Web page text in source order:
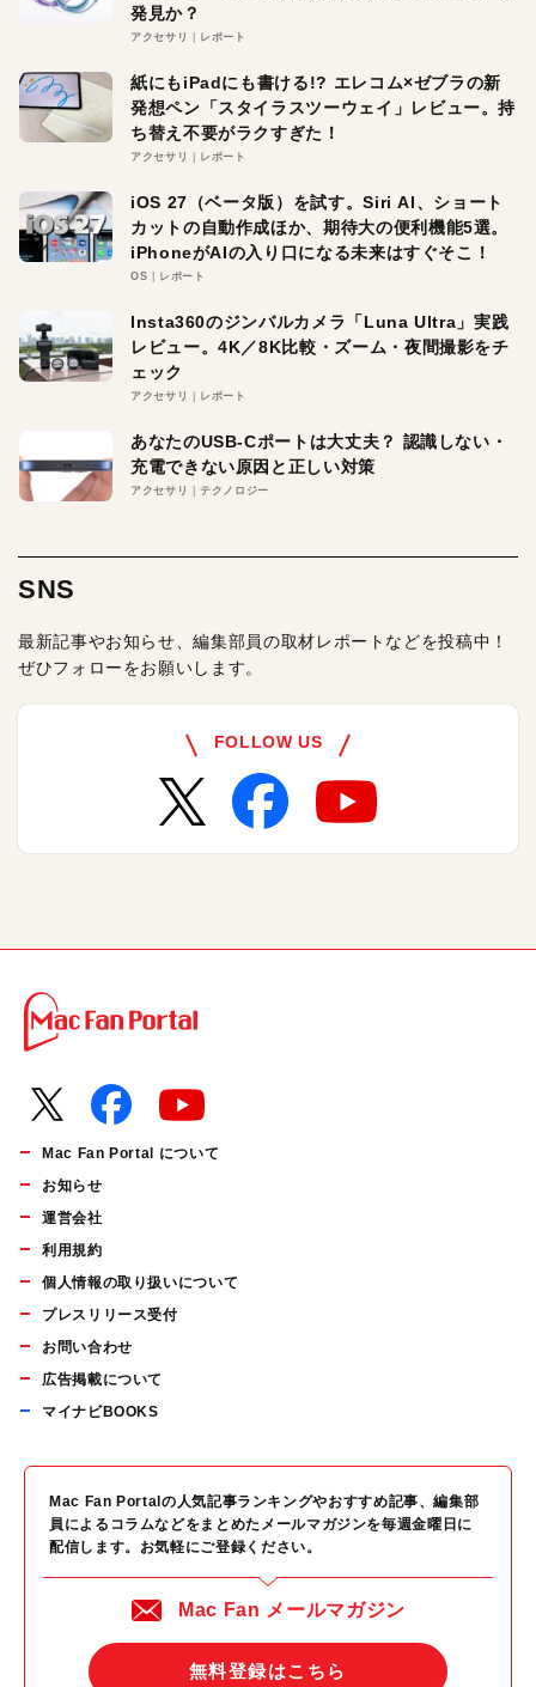
発見か？
アクセサリ レポート
紙にもiPadにも書ける!? エレコム×ゼブラの新
発想ペン「スタイラスツーウェイ」レビュー。持
ち替え不要がラクすぎた！
アクセサリ レポート
iOS 27（ベータ版）を試す。Siri AI、ショート
カットの自動作成ほか、期待大の便利機能5選。
iPhoneがAIの入り口になる未来はすぐそこ！
OS レポート
Insta360のジンバルカメラ「Luna Ultra」実践
レビュー。4K／8K比較・ズーム・夜間撮影をチ
ェック
アクセサリ レポート
あなたのUSB-Cポートは大丈夫？ 認識しない・
充電できない原因と正しい対策
アクセサリ テクノロジー
SNS
最新記事やお知らせ、編集部員の取材レポートなどを投稿中！
ぜひフォローをお願いします。
FOLLOW US
Mac Fan Portal について
お知らせ
運営会社
利用規約
個人情報の取り扱いについて
プレスリリース受付
お問い合わせ
広告掲載について
マイナビBOOKS
Mac Fan Portalの人気記事ランキングやおすすめ記事、編集部
員によるコラムなどをまとめたメールマガジンを毎週金曜日に
配信します。お気軽にご登録ください。
Mac Fan メールマガジン
無料登録はこちら